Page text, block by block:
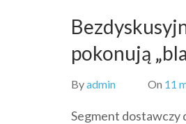
pokonują
Byadmin On 11
Segment dostawczy